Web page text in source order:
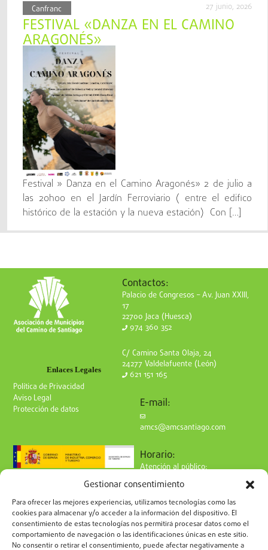
Gestionar consentimiento
Para ofrecer las mejores experiencias, utilizamos tecnologías como las
cookies para almacenar y/o acceder a la información del dispositivo. El
consentimiento de estas tecnologías nos permitirá procesar datos como el
comportamiento de navegación o las identificaciones únicas en este sitio.
No consentir o retirar el consentimiento, puede afectar negativamente a
Canfranc 27 junio, 2026
FESTIVAL «DANZA EN EL CAMINO
ARAGONÉS»
Festival » Danza en el Camino Aragonés» 2 de julio a
las 20h00 en el Jardín Ferroviario ( entre el edifico
histórico de la estación y la nueva estación) Con […]
Enlaces Legales
Política de Privacidad
Aviso Legal
Protección de datos
Contactos:
Palacio de Congresos – Av. Juan XXIII,
17
22700 Jaca (Huesca)
974 360 352
C/ Camino Santa Olaja, 24
24277 Valdelafuente (León)
621 151 165
E-mail:
amcs@amcsantiago.com
Horario:
Atención al público:
de 9 a 15h
Síguenos en redes: